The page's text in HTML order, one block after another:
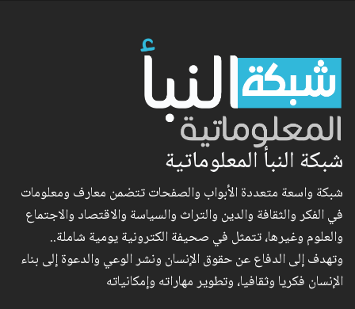
شبكة النبأ المعلوماتية
شبكة واسعة متعددة الأبواب والصفحات تتضمن معارف ومعلومات
في الفكر والثقافة والدين والتراث والسياسة والاقتصاد والاجتماع
والعلوم وغيرها، تتمثل في صحيفة الكترونية يومية شاملة..
وتهدف إلى الدفاع عن حقوق الإنسان ونشر الوعي والدعوة إلى بناء
الإنسان فكريا وثقافيا، وتطوير مهاراته وإمكانياته